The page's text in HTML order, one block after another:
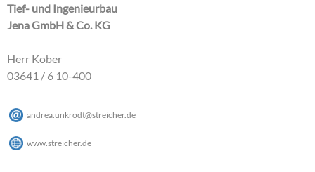
Tief- und Ingenieurbau
Jena GmbH & Co. KG
Herr Kober
03641 / 6 10-400
andrea.unkrodt@streicher.de
www.streicher.de